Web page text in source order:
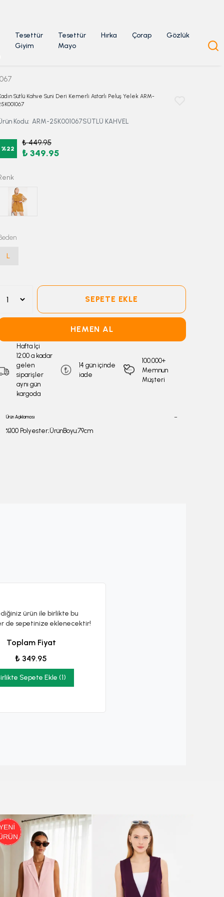
Tesettür
Giyim
Tesettür
Mayo
Hırka Çorap Gözlük
Sütlü Kahve Suni Deri Kemerli Astarlı Peluş Yelek ARM-
Kodu: ARM-25K001067SÜTLÜ KAHVEL
%22
₺ 449.95
₺ 349.95
L
SEPETE EKLE
HEMEN AL
Hafta İçi
12:00 a kadar
gelen
siparişler
aynı gün
kargoda
14 gün içinde
iade
100.000+
Memnun
Müşteri
Ürün Açıklaması
%100 Polyester;ÜrünBoyu:79cm
ürün ile birlikte bu
de sepetinize eklenecektir!
Toplam Fiyat
₺ 349.95
Sepete Ekle (1)